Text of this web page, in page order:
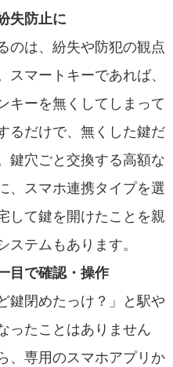
失防止に
のは、紛失や防犯の観点
スマートキーであれば、
キーを無くしてしまって
るだけで、無くした鍵だ
鍵穴ごと交換する高額な
、スマホ連携タイプを選
して鍵を開けたことを親
ステムもあります。
目で確認・操作
鍵閉めたっけ？」と駅や
ったことはありません
、専用のスマホアプリか